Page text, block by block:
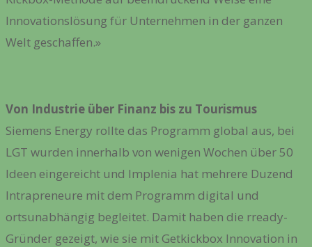
Innovationslösung für Unternehmen in der ganzen
Welt geschaffen.»
Von Industrie über Finanz bis zu Tourismus
Siemens Energy rollte das Programm global aus, bei
LGT wurden innerhalb von wenigen Wochen über 50
Ideen eingereicht und Implenia hat mehrere Duzend
Intrapreneure mit dem Programm digital und
ortsunabhängig begleitet. Damit haben die rready-
Gründer gezeigt, wie sie mit Getkickbox Innovation in